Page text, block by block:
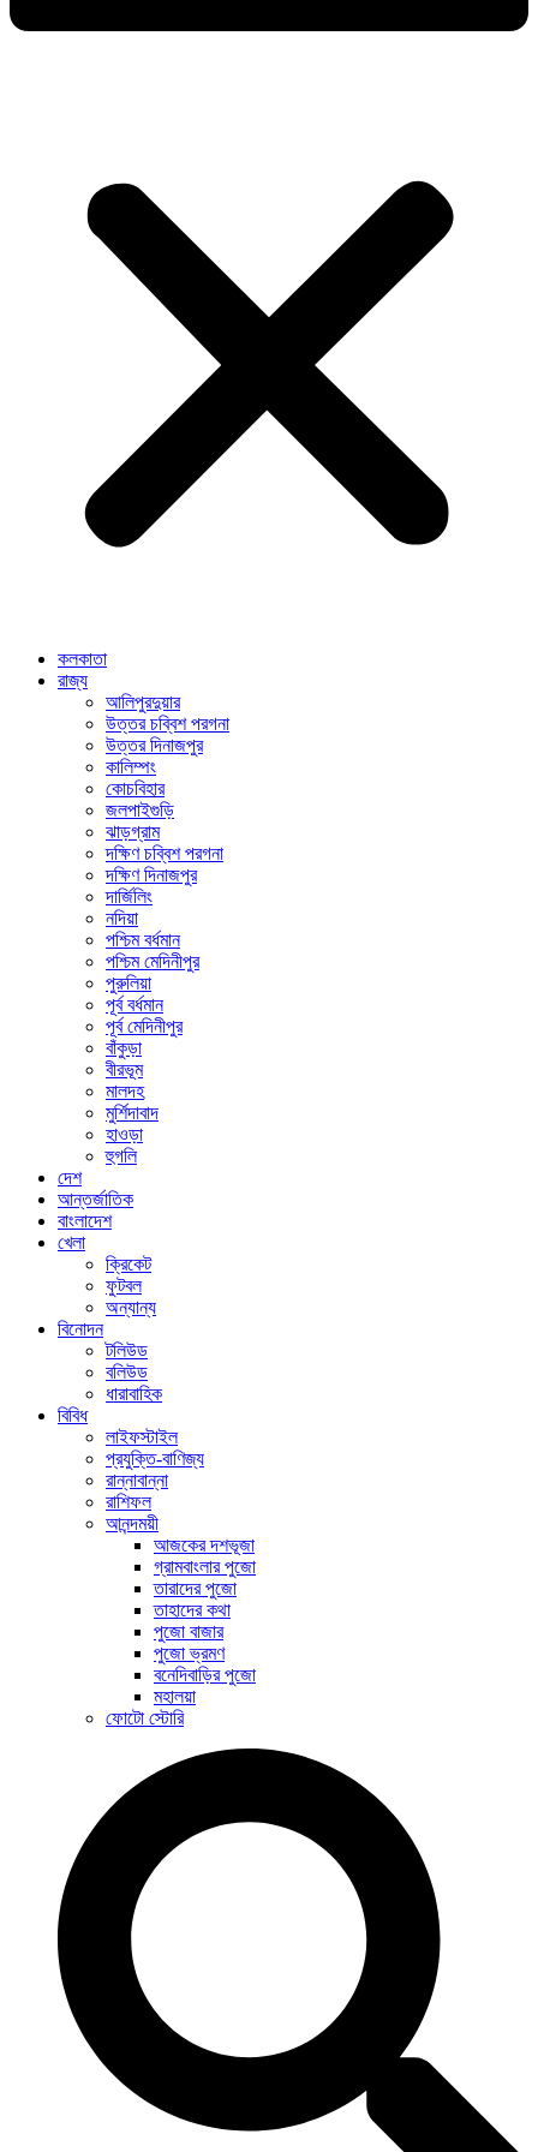
কলকাতা
রাজ্য
আলিপুরদুয়ার
উত্তর চব্বিশ পরগনা
উত্তর দিনাজপুর
কালিম্পং
কোচবিহার
জলপাইগুড়ি
ঝাড়গ্রাম
দক্ষিণ চব্বিশ পরগনা
দক্ষিণ দিনাজপুর
দার্জিলিং
নদিয়া
পশ্চিম বর্ধমান
পশ্চিম মেদিনীপুর
পুরুলিয়া
পূর্ব বর্ধমান
পূর্ব মেদিনীপুর
বাঁকুড়া
বীরভূম
মালদহ
মুর্শিদাবাদ
হাওড়া
হুগলি
দেশ
আন্তর্জাতিক
বাংলাদেশ
খেলা
ক্রিকেট
ফুটবল
অন্যান্য
বিনোদন
টলিউড
বলিউড
ধারাবাহিক
বিবিধ
লাইফস্টাইল
প্রযুক্তি-বাণিজ্য
রান্নাবান্না
রাশিফল
আনন্দময়ী
আজকের দশভূজা
গ্রামবাংলার পুজো
তারাদের পুজো
তাহাদের কথা
পুজো বাজার
পুজো ভ্রমণ
বনেদিবাড়ির পুজো
মহালয়া
ফোটো স্টোরি